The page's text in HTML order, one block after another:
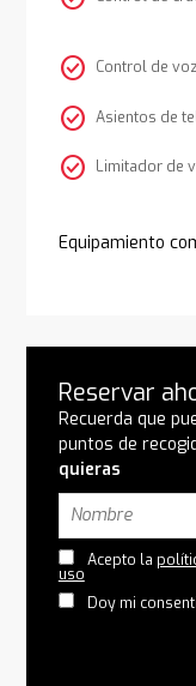
check_circle Control de voz
check_circle Asientos de
check_circle Limitador de
Equipamiento
Reservar
Recuerda que
puntos de
quieras
Acepto la
uso
Doy mi